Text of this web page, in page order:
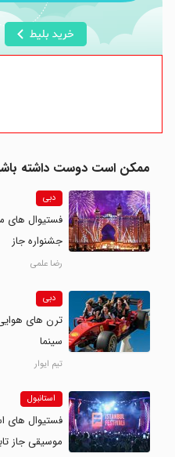
ممکن است دوست داشته
دبی
فستیوال های
جشنواره جاز
رضا علمی
دبی
ترن های
سینما
تیم ایوار
استانبول
فستیوال های
موسیقی جاز